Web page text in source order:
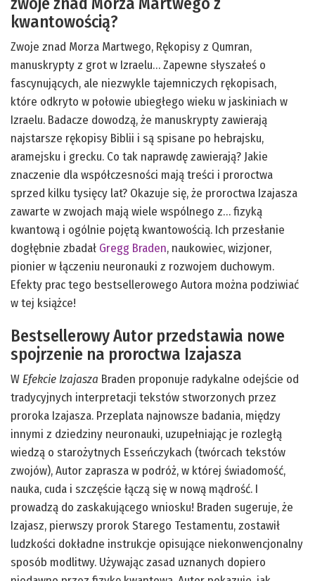
kwantowością?
Zwoje znad Morza Martwego, Rękopisy z Qumran,
manuskrypty z grot w Izraelu… Zapewne słyszałeś o
fascynujących, ale niezwykle tajemniczych rękopisach,
które odkryto w połowie ubiegłego wieku w jaskiniach w
Izraelu. Badacze dowodzą, że manuskrypty zawierają
najstarsze rękopisy Biblii i są spisane po hebrajsku,
aramejsku i grecku. Co tak naprawdę zawierają? Jakie
znaczenie dla współczesności mają treści i proroctwa
sprzed kilku tysięcy lat? Okazuje się, że proroctwa Izajasza
zawarte w zwojach mają wiele wspólnego z… fizyką
kwantową i ogólnie pojętą kwantowością. Ich przesłanie
dogłębnie zbadał Gregg Braden, naukowiec, wizjoner,
pionier w łączeniu neuronauki z rozwojem duchowym.
Efekty prac tego bestsellerowego Autora można podziwiać
w tej książce!
Bestsellerowy Autor przedstawia nowe
spojrzenie na proroctwa Izajasza
W Efekcie Izajasza Braden proponuje radykalne odejście od
tradycyjnych interpretacji tekstów stworzonych przez
proroka Izajasza. Przeplata najnowsze badania, między
innymi z dziedziny neuronauki, uzupełniając je rozległą
wiedzą o starożytnych Esseńczykach (twórcach tekstów
zwojów), Autor zaprasza w podróż, w której świadomość,
nauka, cuda i szczęście łączą się w nową mądrość. I
prowadzą do zaskakującego wniosku! Braden sugeruje, że
Izajasz, pierwszy prorok Starego Testamentu, zostawił
ludzkości dokładne instrukcje opisujące niekonwencjonalny
sposób modlitwy. Używając zasad uznanych dopiero